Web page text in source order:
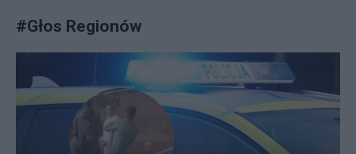
#Głos Regionów